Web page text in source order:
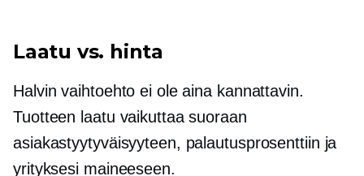
Laatu vs. hinta
Halvin vaihtoehto ei ole aina kannattavin.
Tuotteen laatu vaikuttaa suoraan
asiakastyytyväisyyteen, palautusprosenttiin ja
yrityksesi maineeseen.